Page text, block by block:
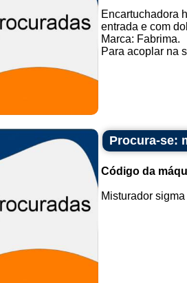
Encartuchadora
entrada e com
Marca: Fabrima.
Para acoplar na
Procura-se:
Código da
Misturador